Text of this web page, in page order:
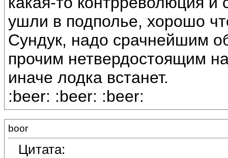
ушли в подполье, хорошо
Сундук, надо срачнейшим
прочим нетвердостоящим
иначе лодка встанет.
:beer: :beer: :beer:
boor
Цитата: